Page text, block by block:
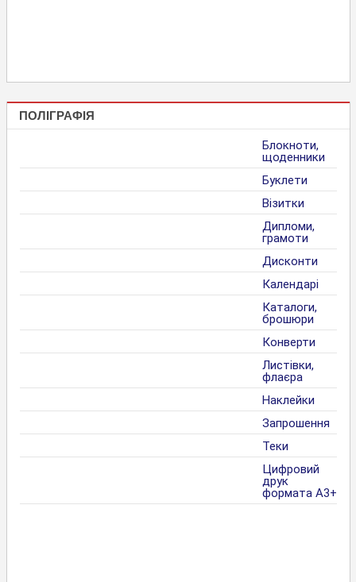
ПОЛІГРАФІЯ
Блокноти,
щоденники
Буклети
Візитки
Дипломи,
грамоти
Дисконти
Календарі
Каталоги,
брошюри
Конверти
Листівки,
флаєра
Наклейки
Запрошення
Теки
Цифровий
друк
формата А3+